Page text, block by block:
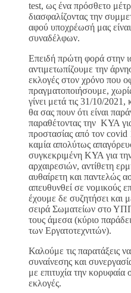
test, ως ένα πρόσθετο
διασφαλίζοντας την
αφού υποχρέωσή μας
συναδέλφων.
Επειδή πρώτη φορά στην
αντιμετωπίζουμε την
εκλογές στον χρόνο που
πραγματοποιήσουμε,
γίνει μετά τις 31/10/2021,
θα σας πουν ότι είναι
παραθέτοντας την ΚΥΑ
προστασίας από τον covid
καμία απολύτως
συγκεκριμένη ΚΥΑ για
αρχαιρεσιών, αντίθετη
αυθαίρετη και παντελώς
απευθυνθεί σε νομικούς
έχουμε δε συζητήσει
σειρά Σωματείων στο
τους άμεσα (κύριο
των Εργατοτεχνιτών).
Καλούμε τις παρατάξεις
συναίνεσης και
με επιτυχία την
εκλογές.